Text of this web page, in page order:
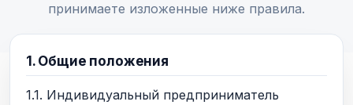
принимаете изложенные ниже правила.
1. Общие положения
1.1. Индивидуальный предприниматель